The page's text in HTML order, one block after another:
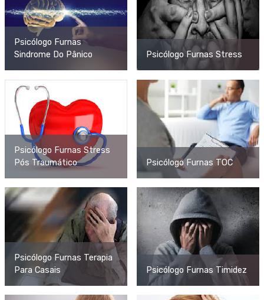
Psicólogo Furnas
Sindrome Do Pânico
Psicólogo Furnas Stress
Psicólogo Furnas Stress
Pós Traumático
Psicólogo Furnas TOC
Psicólogo Furnas Terapia
Para Casais
Psicólogo Furnas Timidez